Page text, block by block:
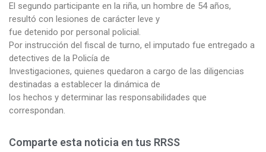
El segundo participante en la riña, un hombre de 54 años,
resultó con lesiones de carácter leve y
fue detenido por personal policial.
Por instrucción del fiscal de turno, el imputado fue entregado a
detectives de la Policía de
Investigaciones, quienes quedaron a cargo de las diligencias
destinadas a establecer la dinámica de
los hechos y determinar las responsabilidades que
correspondan.
Comparte esta noticia en tus RRSS